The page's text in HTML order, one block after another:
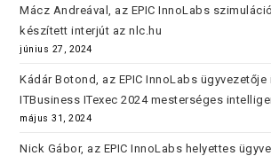
Mácz Andreával, az EPIC InnoLabs
készített interjút az nlc.hu
június 27, 2024
Kádár Botond, az EPIC InnoLabs
ITBusiness ITexec 2024 mesterséges
május 31, 2024
Nick Gábor, az EPIC InnoLabs helyettes